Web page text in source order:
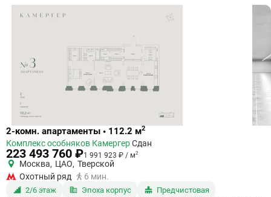
Ссылка
квартиру
2-комн. апартаменты • 112.2 м2
Комплекс особняков КамергерСдан
223 493 760 ₽1 991 923 ₽ / м2
Москва, ЦАО, Тверской
Охотный ряд
6 мин.
2/6 этаж Эпоха корпус
Предчистовая